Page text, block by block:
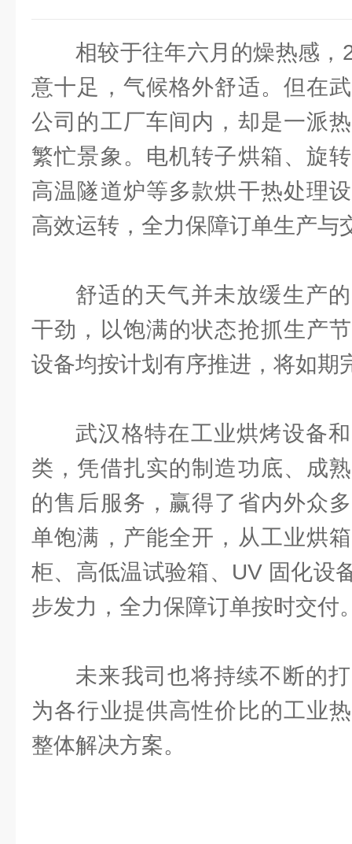
相较于往年六月的燥热感
意十足，气候格外舒适。但在
公司的工厂车间内，却是一派
繁忙景象。电机转子烘箱、旋
高温隧道炉等多款烘干热处理
高效运转，全力保障订单生产与
舒适的天气并未放缓生产
干劲，以饱满的状态抢抓生产
设备均按计划有序推进，将如期
武汉格特在工业烘烤设备
类，凭借扎实的制造功底、成
的售后服务，赢得了省内外众
单饱满，产能全开，从工业烘
柜、高低温试验箱、UV 固化设
步发力，全力保障订单按时交付
未来我司也将持续不断的
为各行业提供高性价比的工业
整体解决方案。